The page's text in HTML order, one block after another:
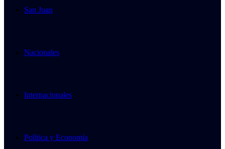
San Juan
Nacionales
Internacionales
Política y Economía